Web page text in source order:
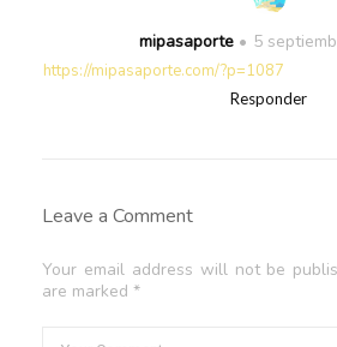
mipasaporte 5
https://mipasaporte.com/?p=1087
Responder
Leave a Comment
Your email address will not be
are marked *